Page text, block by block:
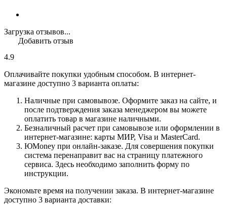
Загрузка отзывов...
4.9
Добавить отзыв
Оплачивайте покупки удобным способом. В интернет-
магазине доступно 3 варианта оплаты:
Наличные при самовывозе. Оформите заказ на сайте, и
после подтверждения заказа менеджером вы можете
оплатить товар в магазине наличными.
Безналичный расчет при самовывозе или оформлении в
интернет-магазине: карты МИР, Visa и MasterCard.
ЮMoney при онлайн-заказе. Для совершения покупки
система перенаправит вас на страницу платежного
сервиса. Здесь необходимо заполнить форму по
инструкции.
Экономьте время на получении заказа. В интернет-магазине
доступно 3 варианта доставки: